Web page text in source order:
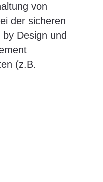
von
der sicheren
Design und
(z.B.